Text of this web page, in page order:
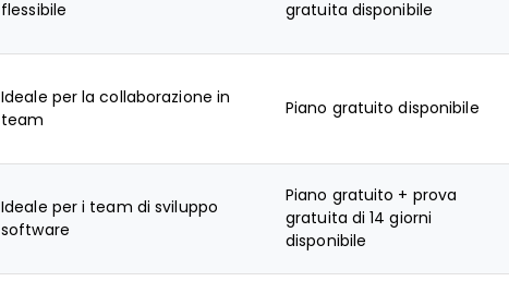
flessibile
gratuita disponibile
Ideale per la collaborazione in
team
Piano gratuito disponibile
Ideale per i team di sviluppo
software
Piano gratuito + prova
gratuita di 14 giorni
disponibile